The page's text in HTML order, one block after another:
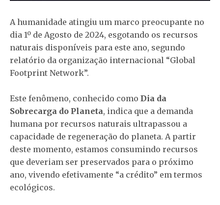
A humanidade atingiu um marco preocupante no
dia 1º de Agosto de 2024, esgotando os recursos
naturais disponíveis para este ano, segundo
relatório da organização internacional “Global
Footprint Network”.
Este fenômeno, conhecido como Dia da
Sobrecarga do Planeta, indica que a demanda
humana por recursos naturais ultrapassou a
capacidade de regeneração do planeta. A partir
deste momento, estamos consumindo recursos
que deveriam ser preservados para o próximo
ano, vivendo efetivamente “a crédito” em termos
ecológicos.